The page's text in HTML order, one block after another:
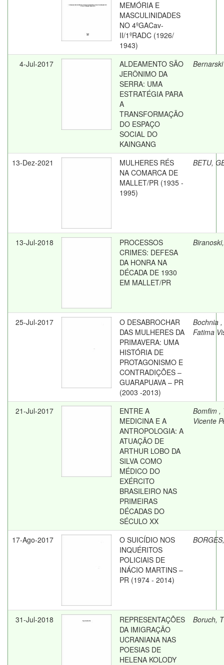
MEMÓRIA E
MASCULINIDADES
NO 4ºGACav-
II/1ºRADC (1926/
1943)
4-Jul-2017
ALDEAMENTO SÃO
JERÔNIMO DA
SERRA: UMA
ESTRATÉGIA PARA
A
TRANSFORMAÇÃO
DO ESPAÇO
SOCIAL DO
KAINGANG
13-Dez-2021
MULHERES RÉS
NA COMARCA DE
MALLET/PR (1935 -
1995)
BETU,
13-Jul-2018
PROCESSOS
CRIMES: DEFESA
DA HONRA NA
DÉCADA DE 1930
EM MALLET/PR
25-Jul-2017
O DESABROCHAR
DAS MULHERES DA
PRIMAVERA: UMA
HISTÓRIA DE
PROTAGONISMO E
CONTRADIÇÕES –
GUARAPUAVA – PR
(2003 -2013)
Bochnia
Fatima
21-Jul-2017
ENTRE A
MEDICINA E A
ANTROPOLOGIA: A
ATUAÇÃO DE
ARTHUR LOBO DA
SILVA COMO
MÉDICO DO
EXÉRCITO
BRASILEIRO NAS
PRIMEIRAS
DÉCADAS DO
SÉCULO XX
Bomfim ,
Vicente
17-Ago-2017
O SUICÍDIO NOS
INQUÉRITOS
POLICIAIS DE
INÁCIO MARTINS –
PR (1974 - 2014)
31-Jul-2018
REPRESENTAÇÕES
DA IMIGRAÇÃO
UCRANIANA NAS
POESIAS DE
HELENA KOLODY
Boruch,